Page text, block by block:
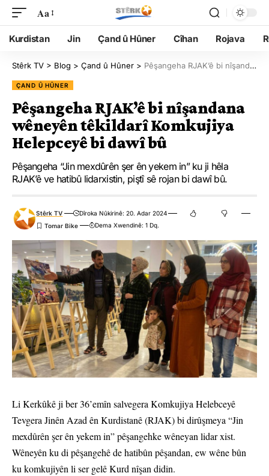
Aa
Kurdistan Jin Çand û Hûner Cîhan Rojava
Stêrk TV > Blog > Çand û Hûner > Pêşangeha RJAK’ê bi nîşandana wêneyên têkildarî Komkujiya Helepceyê bi dawî bû
ÇAND Û HÛNER
Pêşangeha RJAK’ê bi nîşandana
wêneyên têkildarî Komkujiya
Helepceyê bi dawî bû
Pêşangeha “Jin mexdûrên şer ên yekem in” ku ji hêla
RJAK’ê ve hatibû lidarxistin, piştî sê rojan bi dawî bû.
Stêrk TV
Dîroka Nûkirinê: 20. Adar 2024
Dema Xwendinê: 1 Dq.
Li Kerkûkê ji ber 36’emîn salvegera Komkujiya Helebceyê
Tevgera Jinên Azad ên Kurdistanê (RJAK) bi dirûşmeya “Jin
mexdûrên şer ên yekem in” pêşangehke wêneyan lidar xist.
Wêneyên ku di pêşangehê de hatibûn pêşandan, ew wêne bûn
ku komkujiyên li ser gelê Kurd nîşan didin.